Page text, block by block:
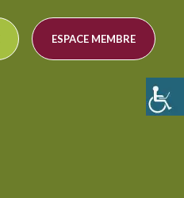
ESPACE MEMBRE